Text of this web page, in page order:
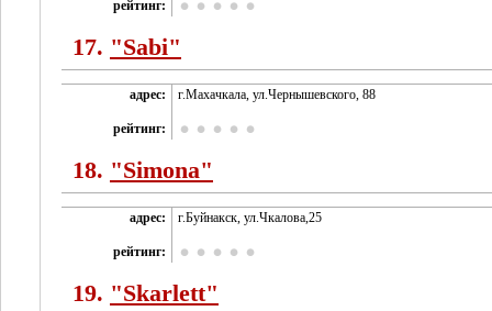
рейтинг:
17. "Sabi"
адрес: г.Махачкала, ул.Чернышевского, 88
рейтинг:
18. "Simona"
адрес: г.Буйнакск, ул.Чкалова,25
рейтинг:
19. "Skarlett"